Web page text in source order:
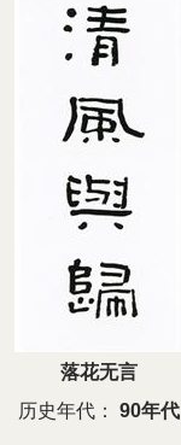
落花无言
历史年代：
90年代